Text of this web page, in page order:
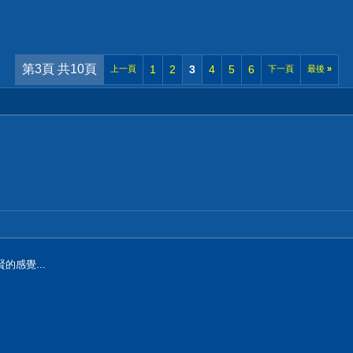
第3頁 共10頁 上一頁 1 2 3 4 5 6 下一頁 最後 »
的感覺...